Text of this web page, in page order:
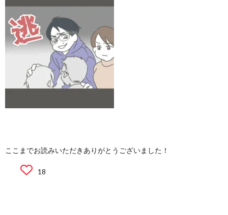
ここまでお読みいただきありがとうございました！
18